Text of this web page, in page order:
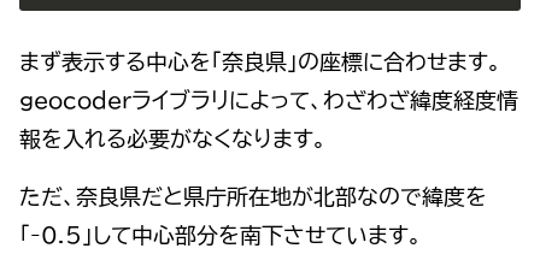
まず表示する中心を「奈良県」の座標に合わせます。
geocoderライブラリによって、わざわざ緯度経度情
報を入れる必要がなくなります。
ただ、奈良県だと県庁所在地が北部なので緯度を
「-0.5」して中心部分を南下させています。